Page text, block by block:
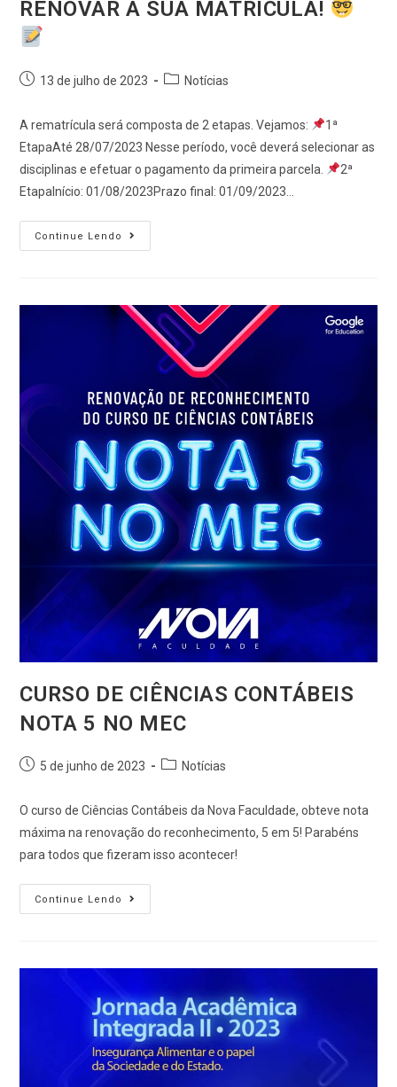
RENOVAR A SUA MATRÍCULA!
13 de julho de 2023 Notícias
A rematrícula será composta de 2 etapas. Vejamos:
1ª
EtapaAté 28/07/2023 Nesse período, você deverá selecionar as
disciplinas e efetuar o pagamento da primeira parcela.
2ª
EtapaInício: 01/08/2023Prazo final: 01/09/2023…
Continue Lendo
CURSO DE CIÊNCIAS CONTÁBEIS
NOTA 5 NO MEC
5 de junho de 2023 Notícias
O curso de Ciências Contábeis da Nova Faculdade, obteve nota
máxima na renovação do reconhecimento, 5 em 5! Parabéns
para todos que fizeram isso acontecer!
Continue Lendo